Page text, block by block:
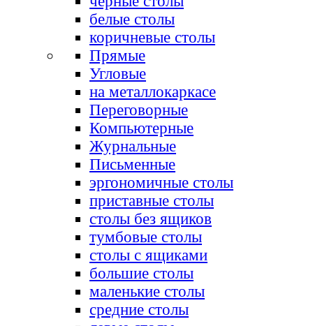
белые столы
коричневые столы
Прямые
Угловые
на металлокаркасе
Переговорные
Компьютерные
Журнальные
Письменные
эргономичные столы
приставные столы
столы без ящиков
тумбовые столы
столы с ящиками
большие столы
маленькие столы
средние столы